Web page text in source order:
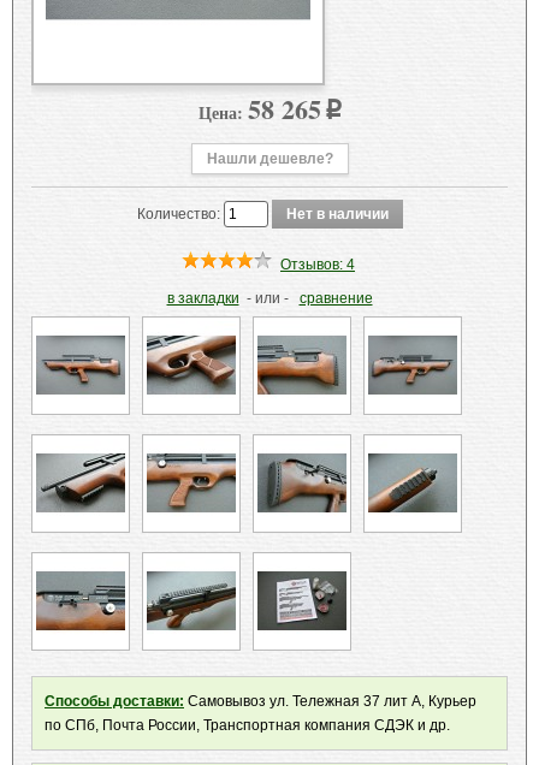
Цена: 58 265 p
Нашли дешевле?
Количество:
Отзывов: 4
в закладки - или - сравнение
Способы доставки: Самовывоз ул. Тележная 37 лит А, Курьер
по СПб, Почта России, Транспортная компания СДЭК и др.